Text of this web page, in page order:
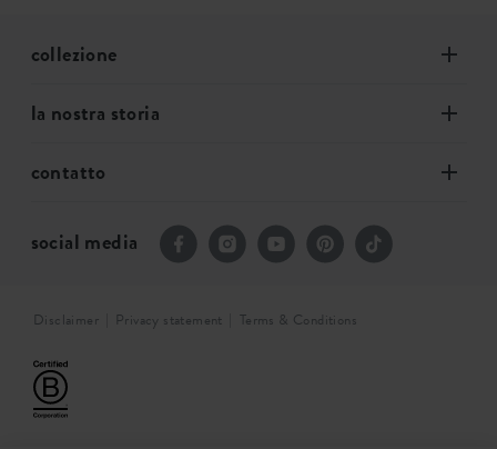
collezione
la nostra storia
contatto
social media
Disclaimer Privacy statement Terms & Conditions